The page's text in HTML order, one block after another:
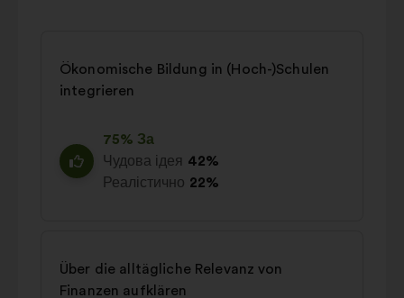
Ökonomische Bildung in (Hoch-)Schulen
integrieren
75% За
Чудова ідея 42%
Реалістично 22%
Über die alltägliche Relevanz von
Finanzen aufklären